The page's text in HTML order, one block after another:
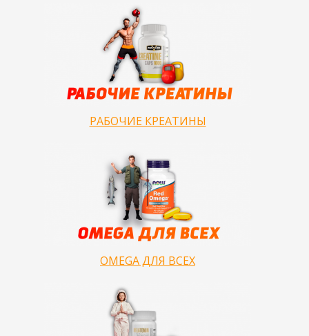
РАБОЧИЕ КРЕАТИНЫ
OMEGA ДЛЯ ВСЕХ